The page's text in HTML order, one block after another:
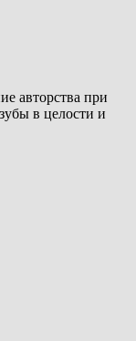
авторства при
в целости и